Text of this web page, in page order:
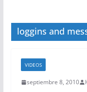
loggins and
VIDEOS
septiembre 8, 2010